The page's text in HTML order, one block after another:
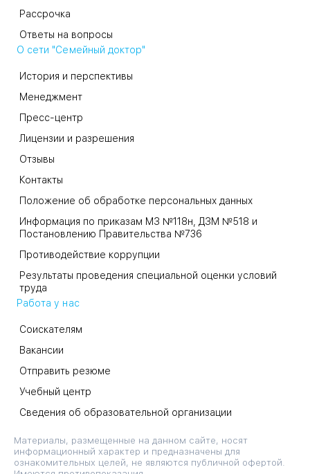
Рассрочка
Ответы на вопросы
О сети "Семейный доктор"
История и перспективы
Менеджмент
Пресс-центр
Лицензии и разрешения
Отзывы
Контакты
Положение об обработке персональных данных
Информация по приказам МЗ №118н, ДЗМ №518 и
Постановлению Правительства №736
Противодействие коррупции
Результаты проведения специальной оценки условий
труда
Работа у нас
Соискателям
Вакансии
Отправить резюме
Учебный центр
Сведения об образовательной организации
Материалы, размещенные на данном сайте, носят
информационный характер и предназначены для
ознакомительных целей, не являются публичной офертой.